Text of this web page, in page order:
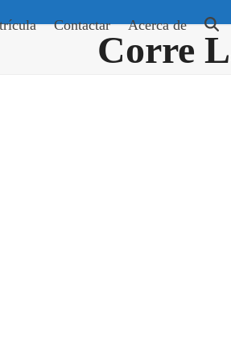
Contactar Acerca de
Corre